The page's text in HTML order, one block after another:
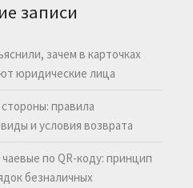
записи
зачем в карточках
юридические лица
правила
и условия возврата
по QR-коду: принцип
безналичных